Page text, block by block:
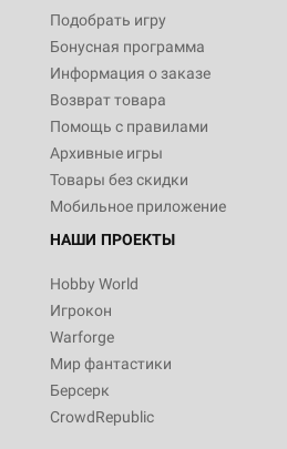
Подобрать игру
Бонусная программа
Информация о заказе
Возврат товара
Помощь с правилами
Архивные игры
Товары без скидки
Мобильное приложение
НАШИ ПРОЕКТЫ
Hobby World
Игрокон
Warforge
Мир фантастики
Берсерк
CrowdRepublic